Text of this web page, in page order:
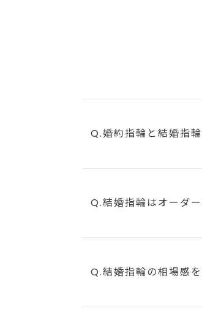
Q.婚約指輪と結婚指
Q.結婚指輪はオーダ
Q.結婚指輪の相場感